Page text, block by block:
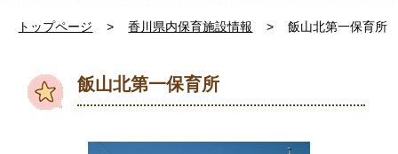
トップページ > 香川県内保育施設情報 > 飯山北第一保育所
飯山北第一保育所